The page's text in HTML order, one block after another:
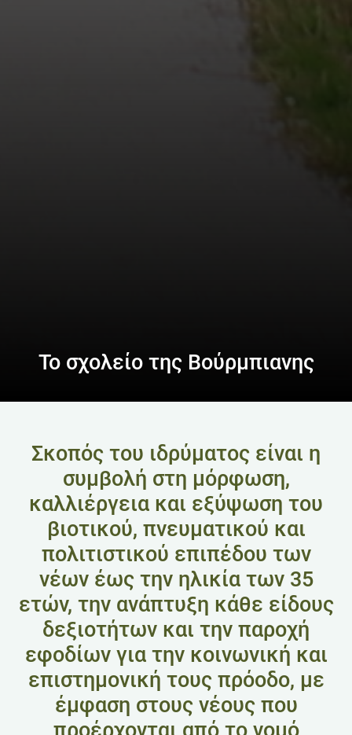
Σκοπός του ιδρύματος είναι η
συμβολή στη μόρφωση,
καλλιέργεια και εξύψωση του
βιοτικού, πνευματικού και
πολιτιστικού επιπέδου των
νέων έως την ηλικία των 35
ετών, την ανάπτυξη κάθε είδους
δεξιοτήτων και την παροχή
εφοδίων για την κοινωνική και
επιστημονική τους πρόοδο, με
έμφαση στους νέους που
προέρχονται από το νομό